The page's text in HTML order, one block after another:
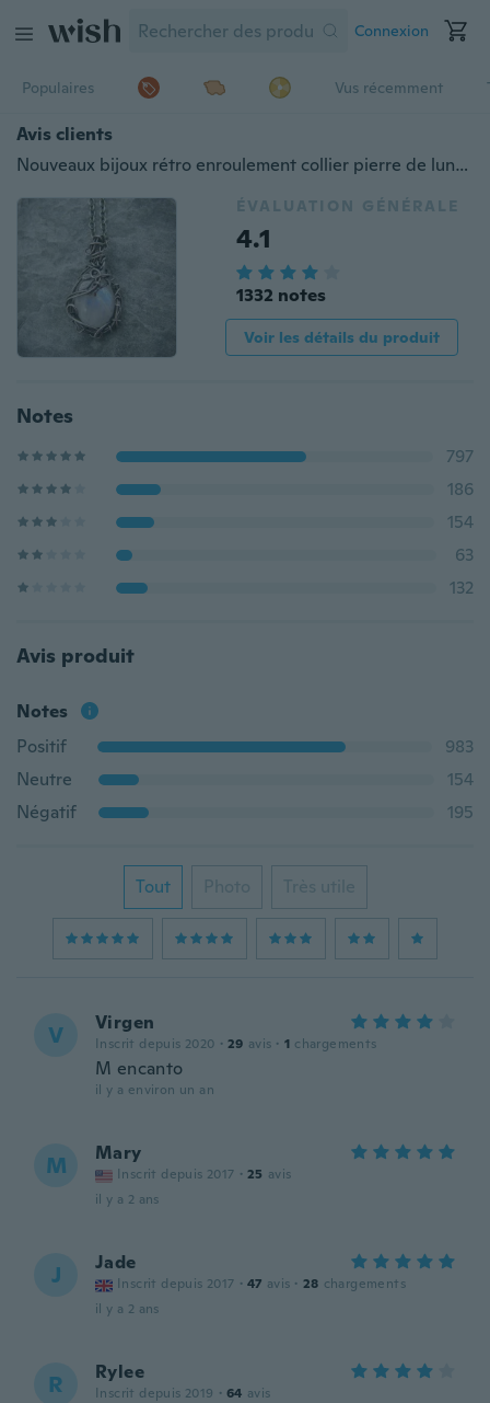
Connexion
Populaires Vus récemment
Avis clients
Nouveaux bijoux rétro enroulement collier pierre de lune bijoux de mode unisexe
ÉVALUATION GÉNÉRALE
4.1
1332 notes
Voir les détails du produit
Notes
797
186
154
63
132
Avis produit
Notes
Positif
983
Neutre
154
Négatif
195
Tout Photo Très utile
V Virgen
Inscrit depuis 2020 · 29 avis · 1 chargements
M encanto
il y a environ un an
M Mary
Inscrit depuis 2017 · 25 avis
il y a 2 ans
J Jade
Inscrit depuis 2017 · 47 avis · 28 chargements
il y a 2 ans
R Rylee
Inscrit depuis 2019 · 64 avis